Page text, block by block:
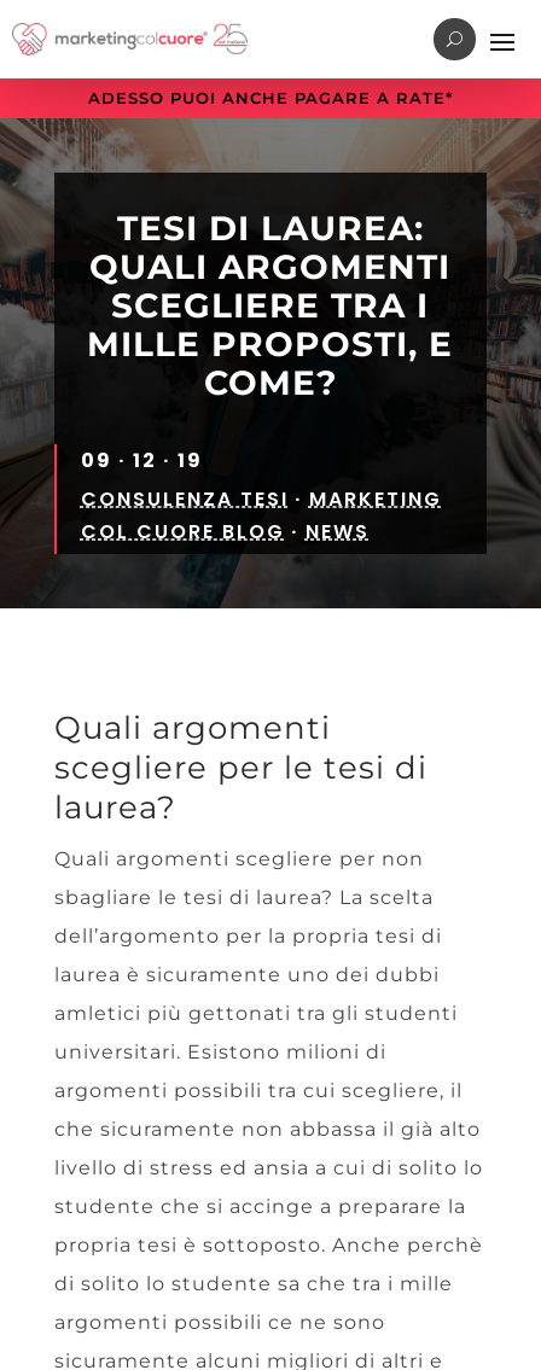
al
menu
di
navigazione
principale
al
contenuto
principale
alla
sezione
a
piè
di
pagina
ADESSO PUOI ANCHE PAGARE A RATE*
TESI DI LAUREA:
QUALI ARGOMENTI
SCEGLIERE TRA I
MILLE PROPOSTI, E
COME?
09 · 12 · 19
CONSULENZA TESI ·MARKETING
COL CUORE BLOG ·NEWS
Quali argomenti
scegliere per le tesi di
laurea?
Quali argomenti scegliere per non
sbagliare le tesi di laurea? La scelta
dell’argomento per la propria tesi di
laurea è sicuramente uno dei dubbi
amletici più gettonati tra gli studenti
universitari. Esistono milioni di
argomenti possibili tra cui scegliere, il
che sicuramente non abbassa il già alto
livello di stress ed ansia a cui di solito lo
studente che si accinge a preparare la
propria tesi è sottoposto. Anche perchè
di solito lo studente sa che tra i mille
argomenti possibili ce ne sono
sicuramente alcuni migliori di altri e